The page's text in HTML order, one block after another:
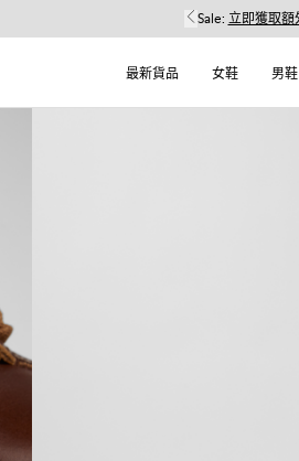
Sale: 立即獲取額
最新貨品 女鞋 男鞋